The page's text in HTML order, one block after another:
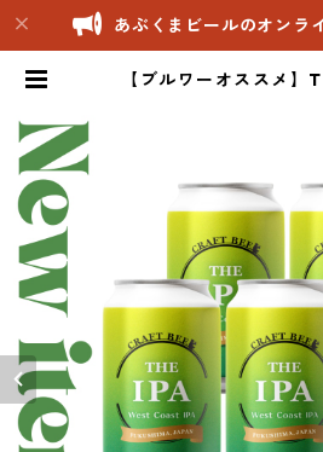
あぶくまビールのオンラ
【ブルワーオススメ】